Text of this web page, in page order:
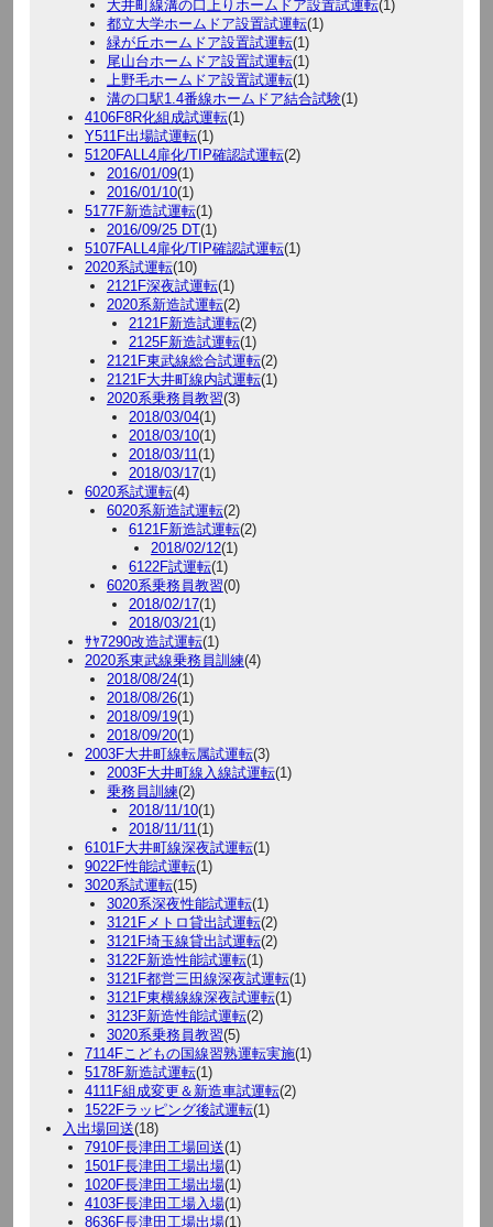
大井町線溝の口上りホームドア設置試運転(1)
都立大学ホームドア設置試運転(1)
緑が丘ホームドア設置試運転(1)
尾山台ホームドア設置試運転(1)
上野毛ホームドア設置試運転(1)
溝の口駅1.4番線ホームドア結合試験(1)
4106F8R化組成試運転(1)
Y511F出場試運転(1)
5120FALL4扉化/TIP確認試運転(2)
2016/01/09(1)
2016/01/10(1)
5177F新造試運転(1)
2016/09/25 DT(1)
5107FALL4扉化/TIP確認試運転(1)
2020系試運転(10)
2121F深夜試運転(1)
2020系新造試運転(2)
2121F新造試運転(2)
2125F新造試運転(1)
2121F東武線総合試運転(2)
2121F大井町線内試運転(1)
2020系乗務員教習(3)
2018/03/04(1)
2018/03/10(1)
2018/03/11 (1)
2018/03/17(1)
6020系試運転(4)
6020系新造試運転(2)
6121F新造試運転(2)
2018/02/12(1)
6122F試運転(1)
6020系乗務員教習(0)
2018/02/17(1)
2018/03/21 (1)
ｻﾔ7290改造試運転(1)
2020系東武線乗務員訓練(4)
2018/08/24(1)
2018/08/26(1)
2018/09/19(1)
2018/09/20(1)
2003F大井町線転属試運転(3)
2003F大井町線入線試運転(1)
乗務員訓練(2)
2018/11/10(1)
2018/11/11 (1)
6101F大井町線深夜試運転(1)
9022F性能試運転(1)
3020系試運転(15)
3020系深夜性能試運転(1)
3121Fメトロ貸出試運転(2)
3121F埼玉線貸出試運転(2)
3122F新造性能試運転(1)
3121F都営三田線深夜試運転(1)
3121F東横線線深夜試運転(1)
3123F新造性能試運転(2)
3020系乗務員教習(5)
7114Fこどもの国線習熟運転実施(1)
5178F新造試運転(1)
4111F組成変更＆新造車試運転(2)
1522Fラッピング後試運転(1)
入出場回送(18)
7910F長津田工場回送(1)
1501F長津田工場出場(1)
1020F長津田工場出場(1)
4103F長津田工場入場(1)
8636F長津田工場出場(1)